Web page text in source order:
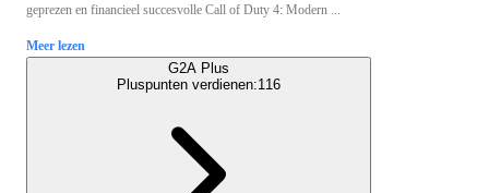
geprezen en financieel succesvolle Call of Duty 4: Modern ...
Meer lezen
G2A Plus
Pluspunten verdienen:116